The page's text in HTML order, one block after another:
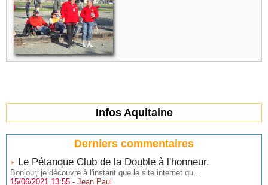
Infos Aquitaine
Derniers commentaires
Le Pétanque Club de la Double à l'honneur.
Bonjour, je découvre à l'instant que le site internet qu...
15/06/2021 13:55 - Jean Paul